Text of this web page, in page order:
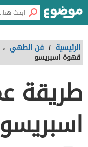
الرئيسية / فن الطهي ،
قهوة اسبريسو
طريقة
اسبريسو